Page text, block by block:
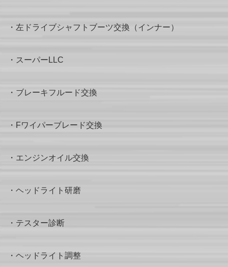
・左ドライブシャフトブーツ交換（インナー）
・スーパーLLC
・ブレーキフルード交換
・Fワイパーブレード交換
・エンジンオイル交換
・ヘッドライト研磨
・テスター診断
・ヘッドライト調整